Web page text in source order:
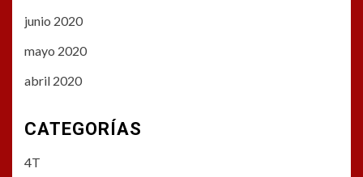
junio 2020
mayo 2020
abril 2020
CATEGORÍAS
4T